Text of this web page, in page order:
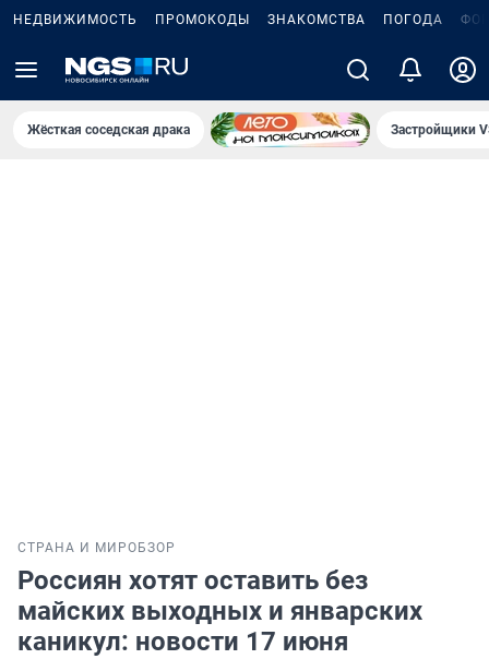
НЕДВИЖИМОСТЬ ПРОМОКОДЫ ЗНАКОМСТВА ПОГОДА
Жёсткая соседская драка Застройщики
СТРАНА И МИРОБЗОР
Россиян хотят оставить без
майских выходных и январских
каникул: новости 17 июня